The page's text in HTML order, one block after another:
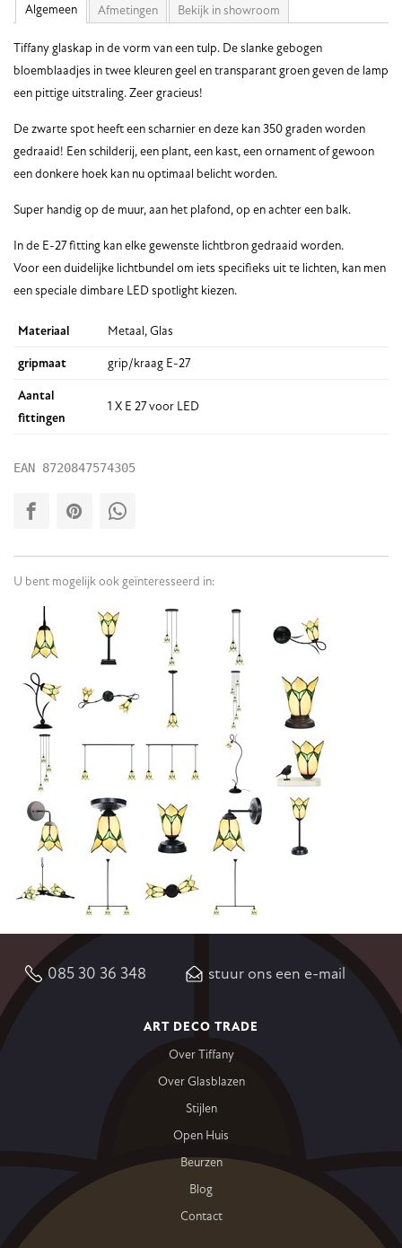
Algemeen
Afmetingen Bekijk in showroom
Tiffany glaskap in de vorm van een tulp. De slanke gebogen
bloemblaadjes in twee kleuren geel en transparant groen geven de lamp
een pittige uitstraling. Zeer gracieus!
De zwarte spot heeft een scharnier en deze kan 350 graden worden
gedraaid! Een schilderij, een plant, een kast, een ornament of gewoon
een donkere hoek kan nu optimaal belicht worden.
Super handig op de muur, aan het plafond, op en achter een balk.
In de E-27 fitting kan elke gewenste lichtbron gedraaid worden.
Voor een duidelijke lichtbundel om iets specifieks uit te lichten, kan men
een speciale dimbare LED spotlight kiezen.
Materiaal Metaal, Glas
gripmaat grip/kraag E-27
Aantal
fittingen
1 X E 27 voor LED
EAN 8720847574305
U bent mogelijk ook geïnteresseerd in:
085 30 36 348 stuur ons een e-mail
ART DECO TRADE
Over Tiffany
Over Glasblazen
Stijlen
Open Huis
Beurzen
Blog
Contact